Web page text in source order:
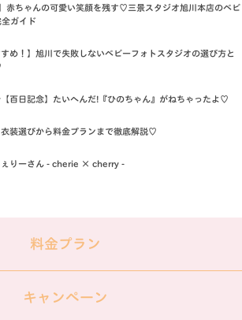
赤ちゃんの可愛い笑顔を残す♡三景スタジオ旭川本店のベビ
ガイド
め！】旭川で失敗しないベビーフォトスタジオの選び方と
百日記念】たいへんだ!『ひのちゃん』がねちゃったよ♡
衣装選びから料金プランまで徹底解説♡
ぇりーさん - cherie × cherry -
料金プラン
キャンペーン